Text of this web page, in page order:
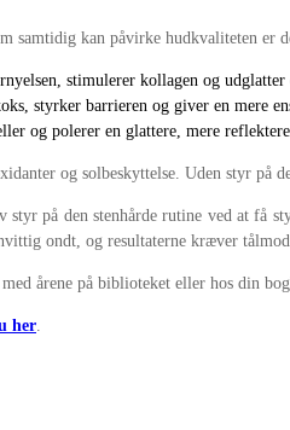
samtidig kan påvirke hudkvaliteten er
stimulerer kollagen og udglatter
styrker barrieren og giver en mere
og polerer en glattere, mere
og solbeskyttelse. Uden styr på
på den stenhårde rutine ved at få
ondt, og resultaterne kræver
årene på biblioteket eller hos din
her